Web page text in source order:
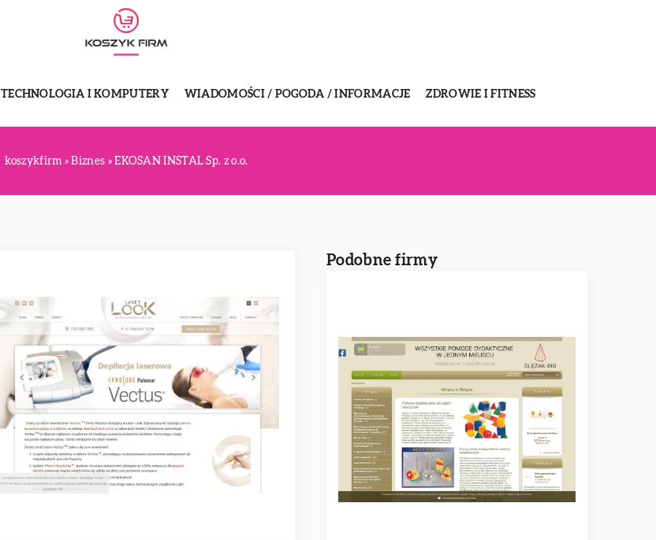
TECHNOLOGIA I KOMPUTERY WIADOMOŚCI / POGODA / INFORMACJE ZDROWIE I FITNESS
koszykfirm »Biznes »EKOSAN INSTAL Sp. z o.o.
Podobne firmy